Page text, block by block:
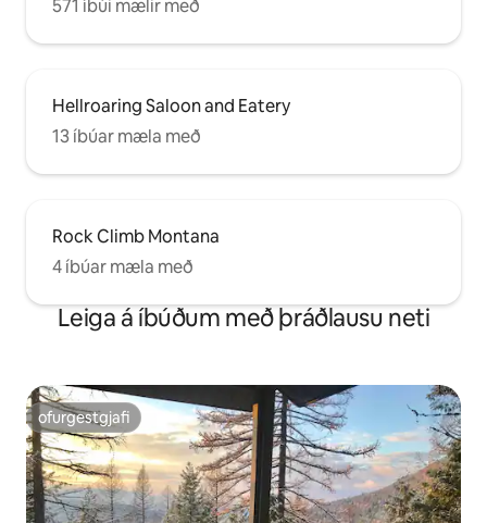
571 íbúi mælir með
Hellroaring Saloon and Eatery
13 íbúar mæla með
Rock Climb Montana
4 íbúar mæla með
Leiga á íbúðum með þráðlausu neti
ofurgestgjafi
ofurgestgjafi